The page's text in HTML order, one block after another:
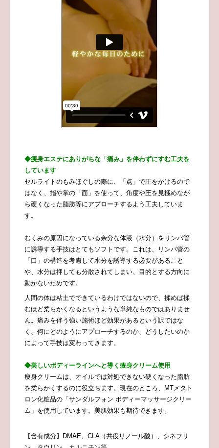
◆痩身エステにありがちな「痛み」を伴わずにすむ工夫を
しています
セルライトのもみほぐしの際に、「点」で圧をかけるので
はなく、指や掌の「面」を使って、角度や圧を見極めなが
ら硬くなった脂肪等にアプローチするよう工夫していま
す。
むくみの原因になっている余分な体液（水分）をリンパ管
に誘導する手技はとてもソフトです。これは、
リンパ管の
「口」の構造を考慮して水分を誘導する必要があること
や、 水分は押しても分散されてしまい、目的とする方向に
動かないためです。
人間の体は粘土でできているわけではないので、揉めば揉
むほど柔らかくなるというような単純なものではありませ
ん。痛みを伴う強い施術ほど効果があるという訳ではな
く、何にどのようにアプローチするのか、どうしたいのか
によって手技は変わってきます。
◆美しいボディーラインへと導く痩身クリーム使用
痩身クリームは、オイルでは対処できない硬くなった脂肪
を柔らかくするのに役立ちます。現在のところ、MTメタト
ロン化粧品の「サンダルフォン ボディーマッサージクリー
ム」 を使用しています。美肌効果も期待できます。
【含有成分】DMAE、CLA（共役リノール酸）、シネフリ